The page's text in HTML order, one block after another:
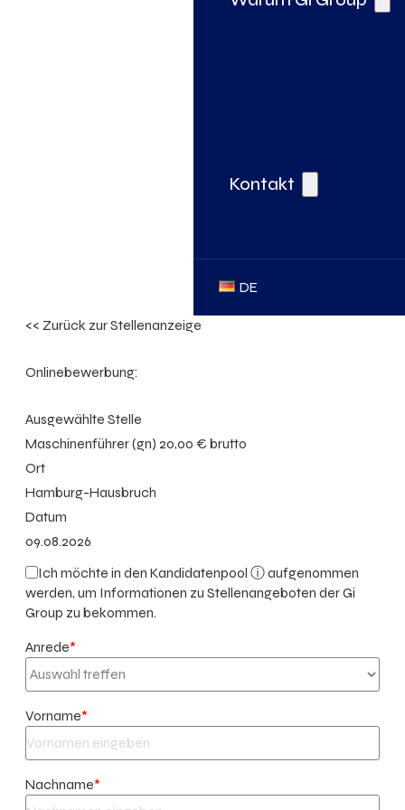
Kontakt
DE
<< Zurück zur Stellenanzeige
Onlinebewerbung:
Ausgewählte Stelle
Maschinenführer (gn) 20,00 € brutto
Ort
Hamburg-Hausbruch
Datum
09.08.2026
Ich möchte in denKandidatenpool ⓘaufgenommen
werden, um Informationen zu Stellenangeboten der Gi
Group zu bekommen.
Anrede*
Vorname*
Nachname*